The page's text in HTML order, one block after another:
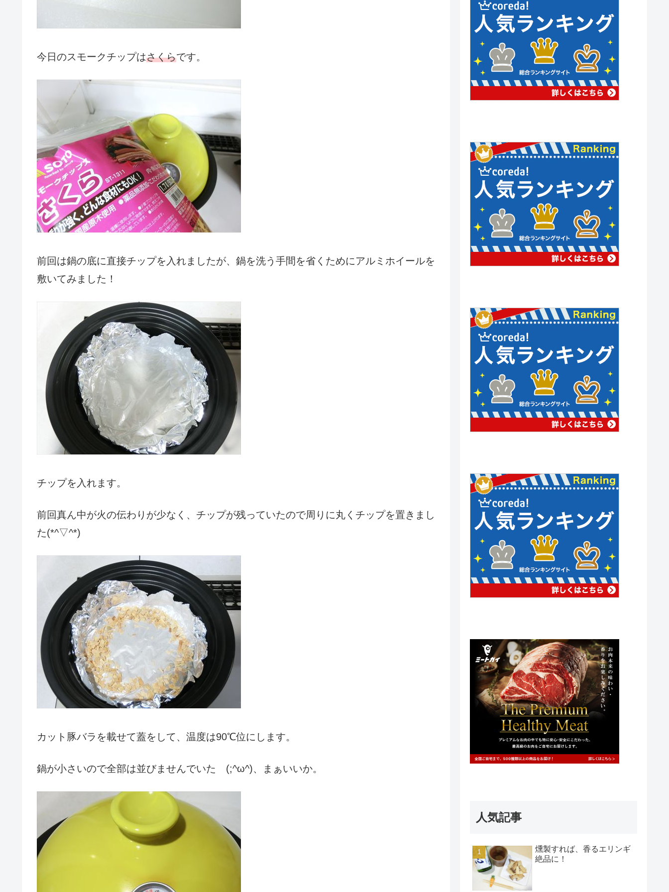
今日のスモークチップはさくらです。
前回は鍋の底に直接チップを入れましたが、鍋を洗う手間を省くためにアルミホイールを
敷いてみました！
チップを入れます。
前回真ん中が火の伝わりが少なく、チップが残っていたので周りに丸くチップを置きまし
た(*^▽^*)
カット豚バラを載せて蓋をして、温度は90℃位にします。
鍋が小さいので全部は並びませんでいた (;^ω^)、まぁいいか。
人気記事
燻製すれば、香るエリンギ
絶品に！